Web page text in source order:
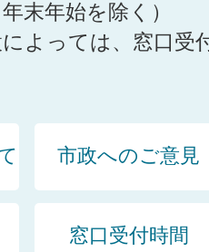
末年始を除く）
よっては、窓口受
市政へのご意見
窓口受付時間